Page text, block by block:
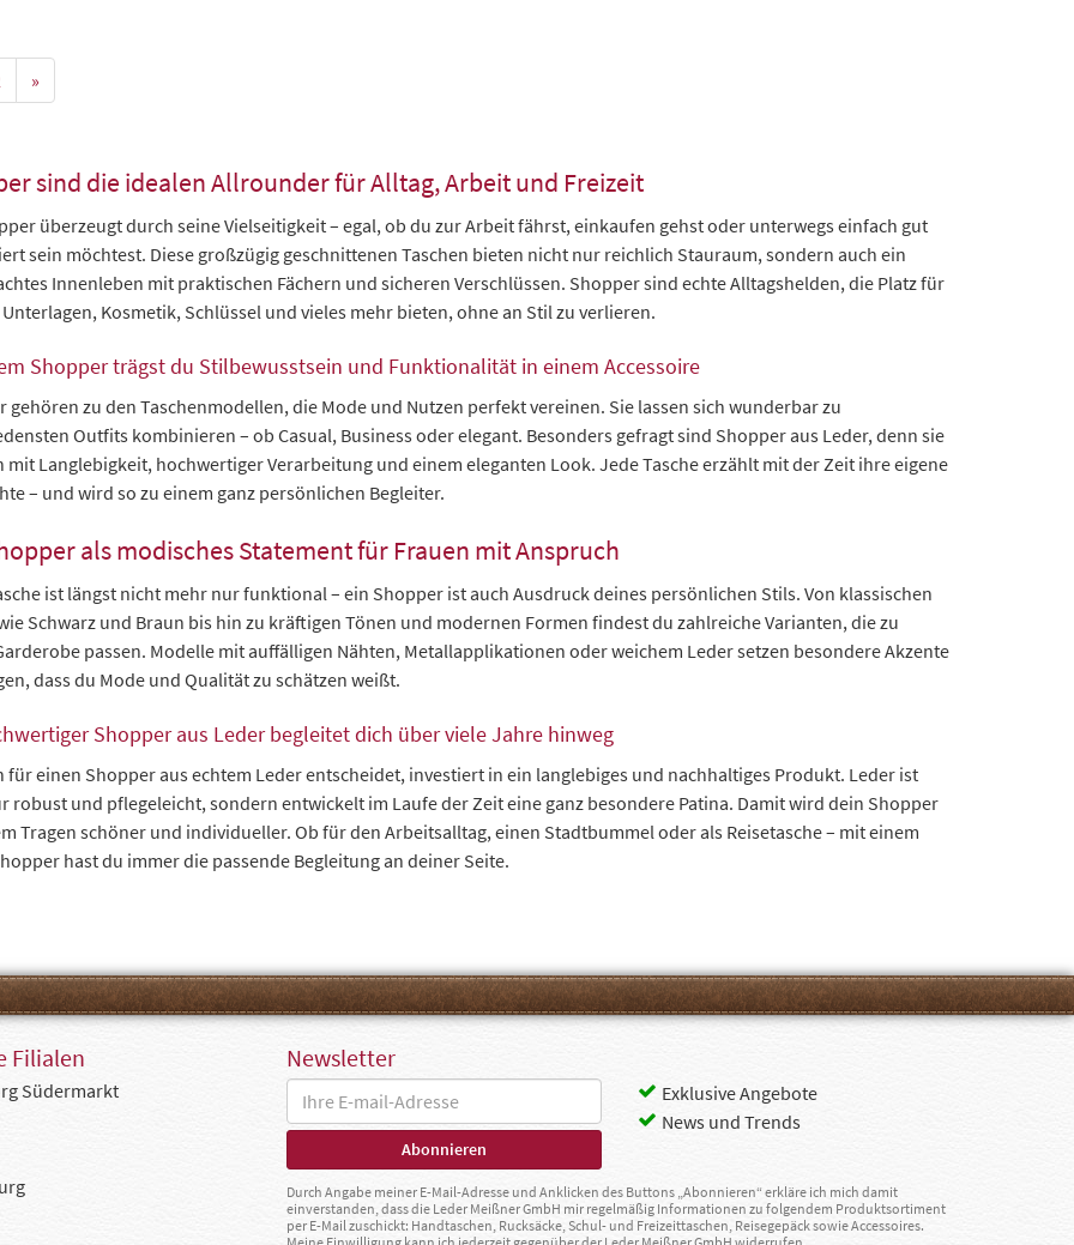
»
sind die idealen Allrounder für Alltag, Arbeit und Freizeit
überzeugt durch seine Vielseitigkeit – egal, ob du zur Arbeit fährst, einkaufen gehst oder unterwegs einfach gut
sein möchtest. Diese großzügig geschnittenen Taschen bieten nicht nur reichlich Stauraum, sondern auch ein
Innenleben mit praktischen Fächern und sicheren Verschlüssen. Shopper sind echte Alltagshelden, die Platz für
Kosmetik, Schlüssel und vieles mehr bieten, ohne an Stil zu verlieren.
Shopper trägst du Stilbewusstsein und Funktionalität in einem Accessoire
gehören zu den Taschenmodellen, die Mode und Nutzen perfekt vereinen. Sie lassen sich wunderbar zu
Outfits kombinieren – ob Casual, Business oder elegant. Besonders gefragt sind Shopper aus Leder, denn sie
mit Langlebigkeit, hochwertiger Verarbeitung und einem eleganten Look. Jede Tasche erzählt mit der Zeit ihre eigene
– und wird so zu einem ganz persönlichen Begleiter.
als modisches Statement für Frauen mit Anspruch
ist längst nicht mehr nur funktional – ein Shopper ist auch Ausdruck deines persönlichen Stils. Von klassischen
Schwarz und Braun bis hin zu kräftigen Tönen und modernen Formen findest du zahlreiche Varianten, die zu
passen. Modelle mit auffälligen Nähten, Metallapplikationen oder weichem Leder setzen besondere Akzente
dass du Mode und Qualität zu schätzen weißt.
Shopper aus Leder begleitet dich über viele Jahre hinweg
für einen Shopper aus echtem Leder entscheidet, investiert in ein langlebiges und nachhaltiges Produkt. Leder ist
robust und pflegeleicht, sondern entwickelt im Laufe der Zeit eine ganz besondere Patina. Damit wird dein Shopper
Tragen schöner und individueller. Ob für den Arbeitsalltag, einen Stadtbummel oder als Reisetasche – mit einem
hast du immer die passende Begleitung an deiner Seite.
Filialen
Südermarkt
Newsletter
Exklusive Angebote
News und Trends
Durch Angabe meiner E-Mail-Adresse und Anklicken des Buttons „Abonnieren“ erkläre ich mich damit
einverstanden, dass die Leder Meißner GmbH mir regelmäßig Informationen zu folgendem Produktsortiment
per E-Mail zuschickt: Handtaschen, Rucksäcke, Schul- und Freizeittaschen, Reisegepäck sowie Accessoires.